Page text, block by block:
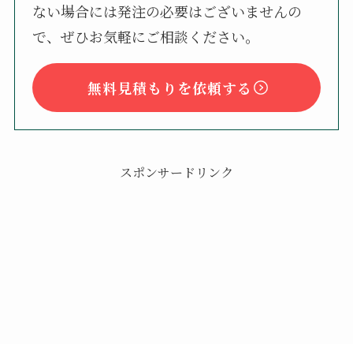
ない場合には発注の必要はございませんの
で、ぜひお気軽にご相談ください。
無料見積もりを依頼する
スポンサードリンク